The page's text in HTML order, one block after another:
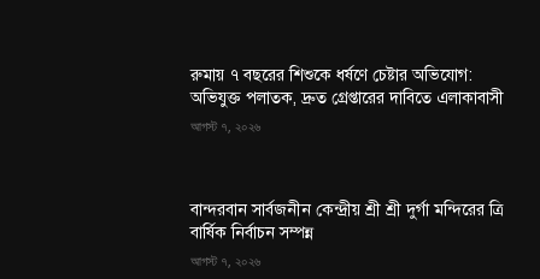
রুমায় ৭ বছরের শিশুকে ধর্ষণে চেষ্টার অভিযোগ:
অভিযুক্ত পলাতক, দ্রুত গ্রেপ্তারের দাবিতে এলাকাবাসী
আগস্ট ৭, ২০২৬
বান্দরবান সার্বজনীন কেন্দ্রীয় শ্রী শ্রী দুর্গা মন্দিরের ত্রি
বার্ষিক নির্বাচন সম্পন্ন
আগস্ট ৭, ২০২৬